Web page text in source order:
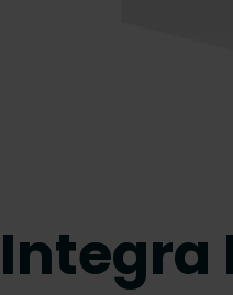
Integra